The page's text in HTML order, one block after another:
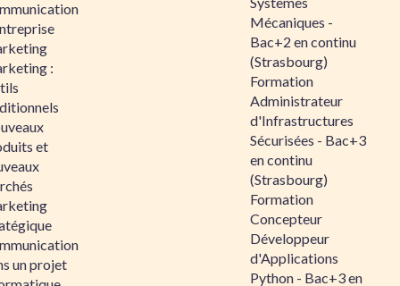
:
et
un projet
Mécaniques -
Bac+2 en continu
(Strasbourg)
Formation
Administrateur
d'Infrastructures
Sécurisées - Bac+3
en continu
(Strasbourg)
Formation
Concepteur
Développeur
d'Applications
Python - Bac+3 en